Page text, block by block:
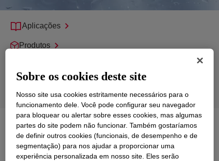
Aplicações
Produtos
Tecnologias do Produto
Explorar Fabricação de Resinas
Sobre os cookies deste site
Nosso site usa cookies estritamente necessários para o
funcionamento dele. Você pode configurar seu navegador
para bloquear ou alertar sobre esses cookies, mas algumas
partes do site podem não funcionar. Também gostaríamos
de definir outros cookies (funcionais, de desempenho e de
segmentação) para nos ajudar a proporcionar uma
experiência personalizada em nosso site. Eles serão